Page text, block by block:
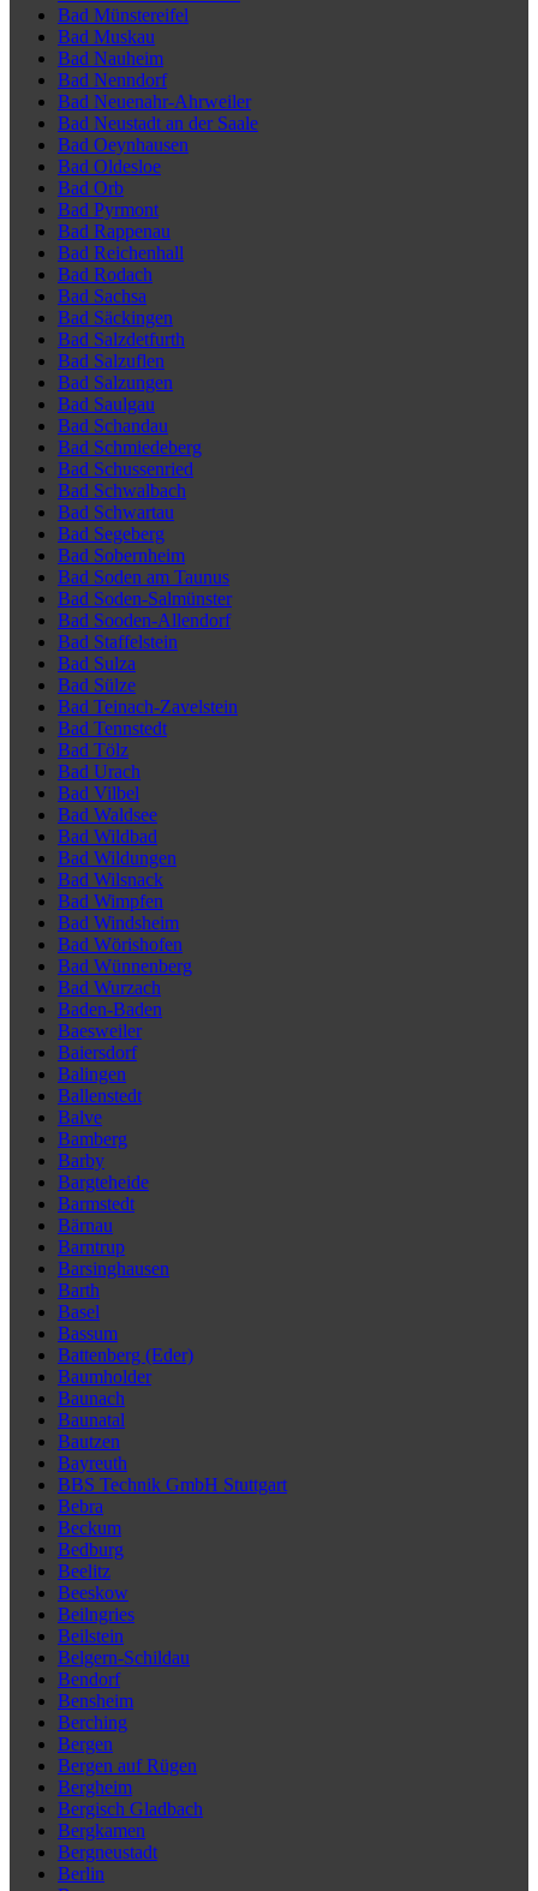
Bad Münstereifel
Bad Muskau
Bad Nauheim
Bad Nenndorf
Bad Neuenahr-Ahrweiler
Bad Neustadt an der Saale
Bad Oeynhausen
Bad Oldesloe
Bad Orb
Bad Pyrmont
Bad Rappenau
Bad Reichenhall
Bad Rodach
Bad Sachsa
Bad Säckingen
Bad Salzdetfurth
Bad Salzuflen
Bad Salzungen
Bad Saulgau
Bad Schandau
Bad Schmiedeberg
Bad Schussenried
Bad Schwalbach
Bad Schwartau
Bad Segeberg
Bad Sobernheim
Bad Soden am Taunus
Bad Soden-Salmünster
Bad Sooden-Allendorf
Bad Staffelstein
Bad Sulza
Bad Sülze
Bad Teinach-Zavelstein
Bad Tennstedt
Bad Tölz
Bad Urach
Bad Vilbel
Bad Waldsee
Bad Wildbad
Bad Wildungen
Bad Wilsnack
Bad Wimpfen
Bad Windsheim
Bad Wörishofen
Bad Wünnenberg
Bad Wurzach
Baden-Baden
Baesweiler
Baiersdorf
Balingen
Ballenstedt
Balve
Bamberg
Barby
Bargteheide
Barmstedt
Bärnau
Barntrup
Barsinghausen
Barth
Basel
Bassum
Battenberg (Eder)
Baumholder
Baunach
Baunatal
Bautzen
Bayreuth
BBS Technik GmbH Stuttgart
Bebra
Beckum
Bedburg
Beelitz
Beeskow
Beilngries
Beilstein
Belgern-Schildau
Bendorf
Bensheim
Berching
Bergen
Bergen auf Rügen
Bergheim
Bergisch Gladbach
Bergkamen
Bergneustadt
Berlin